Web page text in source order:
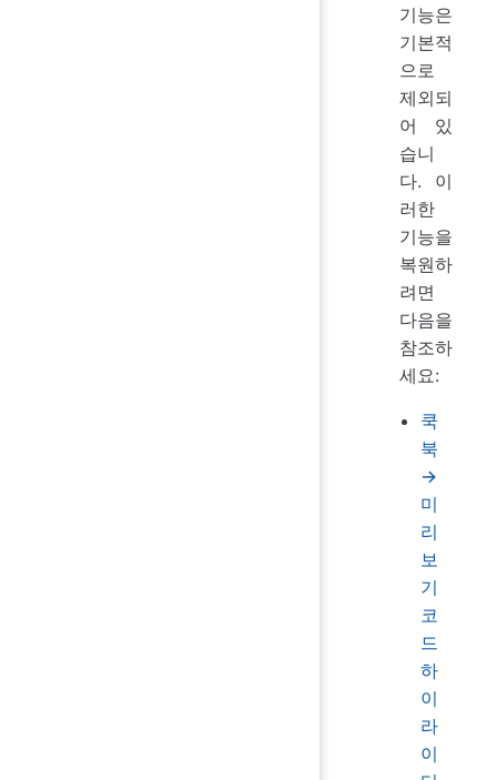
기능은
기본적
으로
제외되
어 있
습니
다. 이
러한
기능을
복원하
려면
다음을
참조하
세요:
쿡
북
→
미
리
보
기
코
드
하
이
라
이